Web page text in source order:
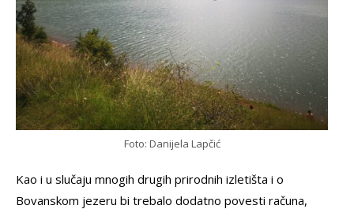
Foto: Danijela Lapčić
Kao i u slučaju mnogih drugih prirodnih izletišta i o
Bovanskom jezeru bi trebalo dodatno povesti računa,